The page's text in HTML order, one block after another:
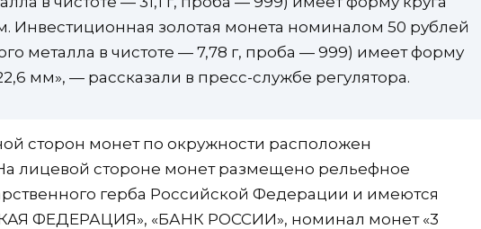
Инвестиционная золотая монета номиналом 50 рублей
металла в чистоте — 7,78 г, проба — 999) имеет форму
мм», — рассказали в пресс-службе регулятора.
сторон монет по окружности расположен
лицевой стороне монет размещено рельефное
герба Российской Федерации и имеются
ФЕДЕРАЦИЯ», «БАНК РОССИИ», номинал монет «3